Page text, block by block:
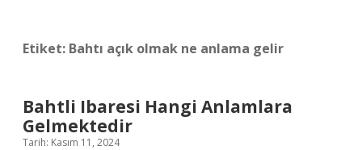
Etiket: Bahtı açık olmak ne anlama gelir
Bahtli Ibaresi Hangi Anlamlara
Gelmektedir
Tarih: Kasım 11, 2024